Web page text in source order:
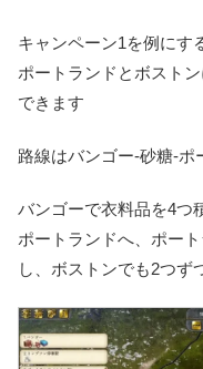
キャンペーン1を例にす
ポートランドとボスト
できます
路線はバンゴー-砂糖-ポ
バンゴーで衣料品を4つ
ポートランドへ、ポー
し、ボストンでも2つず